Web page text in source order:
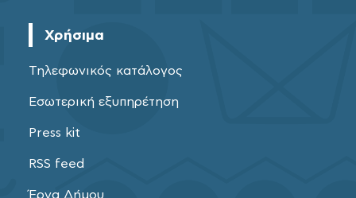
Χρήσιμα
Τηλεφωνικός κατάλογος
Εσωτερική εξυπηρέτηση
Press kit
RSS feed
Έργα Δήμου